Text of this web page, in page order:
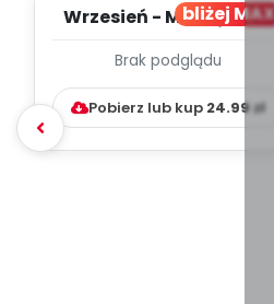
bliżej MAX
Wrzesień - MIESIĘCZNY
WYCHOWAWCZO –
DYDAKTYC...
Brak podglądu
Pobierz lub kup 24.99zł